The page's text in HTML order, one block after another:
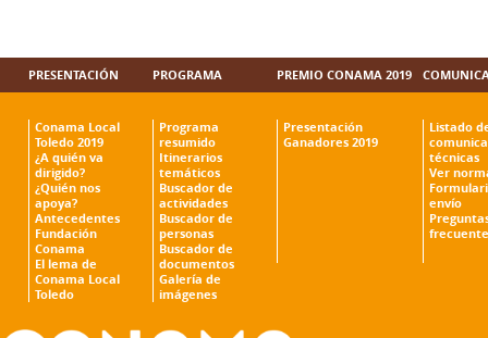
PRESENTACIÓN
Conama Local
Toledo 2019
¿A quién va
dirigido?
¿Quién nos
apoya?
Antecedentes
Fundación
Conama
El lema de
Conama Local
Toledo
PROGRAMA
Programa
resumido
Itinerarios
temáticos
Buscador de
actividades
Buscador de
personas
Buscador de
documentos
Galería de
imágenes
PREMIO CONAMA 2019
Presentación
Ganadores 2019
Listado
técnicas
Ver
envío